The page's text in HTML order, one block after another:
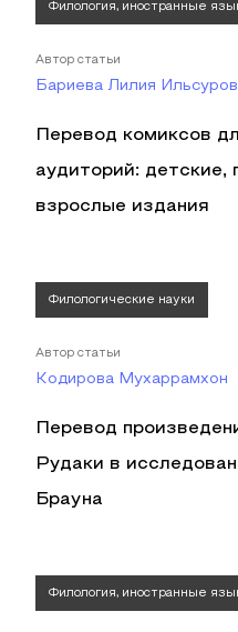
Филология, иностранные
Автор статьи
Бариева Лилия
Перевод комиксов
аудиторий: детские,
взрослые издания
Филологические науки
Автор статьи
Кодирова Мухаррамхон
Перевод
Рудаки в
Брауна
Филология, иностранные